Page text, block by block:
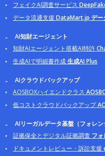
フェイクAI調査サービス
データ流通支援 DataMart.jp デー
AI知財エージェント
知財AIエージェント搭載AI特許
生成AIで明細書作成生成AI Plus
AIクラウドバックアップ
AOSBOXハイエンドクラス
低コストクラウドバックアップ
AIリーガルデータ基盤（フォレン
証拠保全とデジタル証拠調査 フ
ドキュメントレビュー・訴訟支援